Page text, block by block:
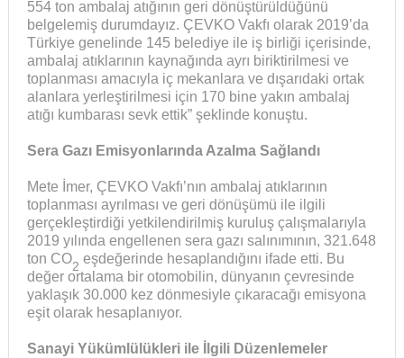
554 ton ambalaj atığının geri dönüştürüldüğünü
belgelemiş durumdayız. ÇEVKO Vakfı olarak 2019’da
Türkiye genelinde 145 belediye ile iş birliği içerisinde,
ambalaj atıklarının kaynağında ayrı biriktirilmesi ve
toplanması amacıyla iç mekanlara ve dışarıdaki ortak
alanlara yerleştirilmesi için 170 bine yakın ambalaj
atığı kumbarası sevk ettik” şeklinde konuştu.
Sera Gazı Emisyonlarında Azalma Sağlandı
Mete İmer, ÇEVKO Vakfı’nın ambalaj atıklarının
toplanması ayrılması ve geri dönüşümü ile ilgili
gerçekleştirdiği yetkilendirilmiş kuruluş çalışmalarıyla
2019 yılında engellenen sera gazı salınımının, 321.648
ton CO
2
eşdeğerinde hesaplandığını ifade etti. Bu
değer ortalama bir otomobilin, dünyanın çevresinde
yaklaşık 30.000 kez dönmesiyle çıkaracağı emisyona
eşit olarak hesaplanıyor.
Sanayi Yükümlülükleri ile İlgili Düzenlemeler